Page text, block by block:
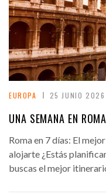
EUROPA 25 JUNIO 2026
UNA SEMANA EN
Roma en 7 días: El
alojarte ¿Estás
buscas el mejor